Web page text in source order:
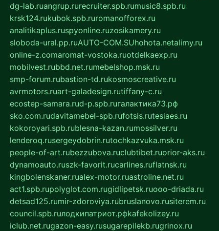
dg-lab.ruangrup.rurecruiter.spb.rumusic8.spb.ru
krsk124.rukubok.spb.ruromanofforex.ru
analitikaplus.ruspyonline.ruzosikamery.ru
sloboda-ural.pp.ruAUTO-COM.SUhohota.netalimy.ru
online-z.comaromat-vostoka.ruotdelkaexp.ru
mobilvest.rubbd.net.rumebelshop.msk.ru
smp-forum.rubastion-td.rukosmoscreative.ru
avrmotors.ruart-galadesign.rutiffany-c.ru
ecostep-samara.rud-p.spb.ruгалактика73.рф
sko.com.rudavitamebel-spb.rufotsis.rutesiaes.ru
kokoroyari.spb.rublesna-kazan.rumossilver.ru
lenderoq.rusergeydobrin.rutochkazvuka.msk.ru
people-of-art.rubezzubova.ruclubtibet.ruorior-aks.ru
dynamoauto.ruszk-favorit.rucarlines.ruflatnsk.ru
kingbolenskaner.rualex-motor.ruastroline.net.ru
act1.spb.rupolyglot.com.rugidlipetsk.ruooo-driada.ru
detsad125.rumir-zdoroviya.rubruslanovo.rusiterem.ru
council.spb.ruлодкипатриот.рфkafekolizey.ru
iclub.net.rugazon-easy.rusugarepilekb.rugrinox.ru